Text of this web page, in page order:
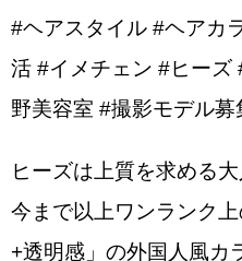
#ヘアスタイル #ヘアカ
活 #イメチェン #ヒーズ
野美容室 #撮影モデル
ヒーズは上質を求める
今まで以上ワンランク
+透明感」の外国人風カ